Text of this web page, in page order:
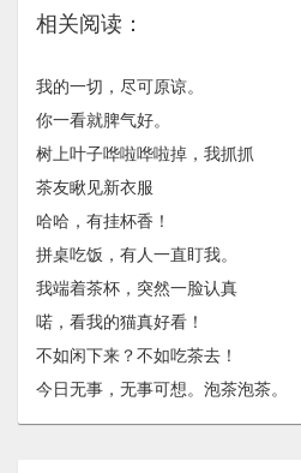
相关阅读：
我的一切，尽可原谅。
你一看就脾气好。
树上叶子哗啦哗啦掉，我抓抓
茶友瞅见新衣服
哈哈，有挂杯香！
拼桌吃饭，有人一直盯我。
我端着茶杯，突然一脸认真
喏，看我的猫真好看！
不如闲下来？不如吃茶去！
今日无事，无事可想。泡茶泡茶。